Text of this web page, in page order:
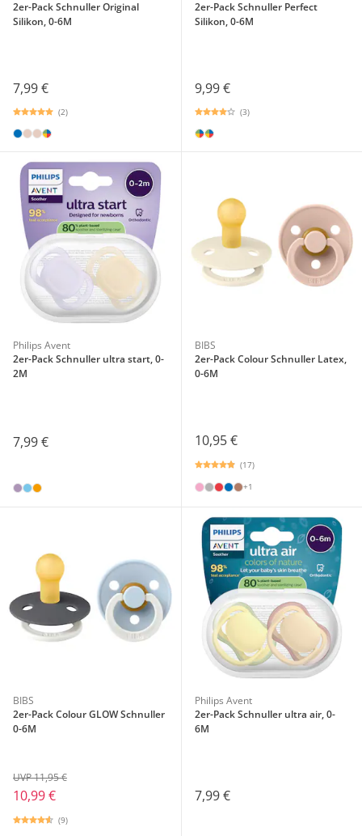
2er-Pack Schnuller Original
Silikon, 0-6M
7,99 €
(2)
2er-Pack Schnuller Perfect
Silikon, 0-6M
9,99 €
(3)
Philips Avent
2er-Pack Schnuller ultra start, 0-
2M
7,99 €
BIBS
2er-Pack Colour Schnuller Latex,
0-6M
10,95 €
(17)
+1
BIBS
2er-Pack Colour GLOW Schnuller
0-6M
10,99 €
UVP 11,95 €
(9)
Philips Avent
2er-Pack Schnuller ultra air, 0-
6M
7,99 €